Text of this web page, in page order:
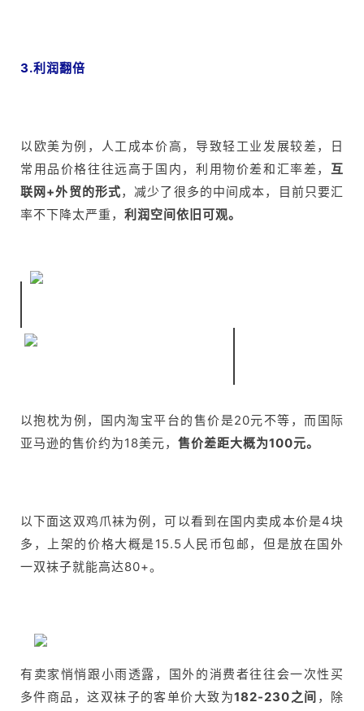
3.利润翻倍
以欧美为例，人工成本价高，导致轻工业发展较差，日
常用品价格往往远高于国内，利用物价差和汇率差， 互
联网+外贸的形式，减少了很多的中间成本，目前只要汇
率不下降太严重， 利润空间依旧可观。
以抱枕为例，国内淘宝平台的售价是20元不等，而国际
亚马逊的售价约为18美元， 售价差距大概为100元。
以下面这双鸡爪袜为例，可以看到在国内卖成本价是4块
多，上架的价格大概是15.5人民币包邮，但是放在国外
一双袜子就能高达80+。
有卖家悄悄跟小雨透露，国外的消费者往往会一次性买
多件商品，这双袜子的客单价大致为182-230之间 ，除